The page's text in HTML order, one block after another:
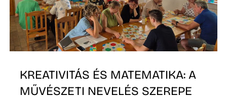
KREATIVITÁS ÉS MATEMATIKA: A
MŰVÉSZETI NEVELÉS SZEREPE